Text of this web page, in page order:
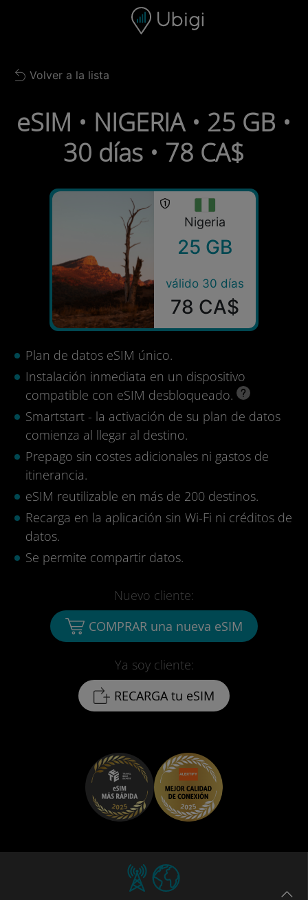
Barra de navegación
Back to list
Volver a la lista
eSIM • NIGERIA • 25 GB •
30 días • 78 CA$
Nigeria
25 GB
válido 30 días
78 CA$
Plan de datos eSIM único.
Instalación inmediata en un dispositivo
compatible con eSIM desbloqueado.
Smartstart - la activación de su plan de datos
comienza al llegar al destino.
Prepago sin costes adicionales ni gastos de
itinerancia.
eSIM reutilizable en más de 200 destinos.
Recarga en la aplicación sin Wi-Fi ni créditos de
datos.
Se permite compartir datos.
Ya soy cliente:
RECARGA tu eSIM
Nuevo cliente:
COMPRAR una nueva eSIM